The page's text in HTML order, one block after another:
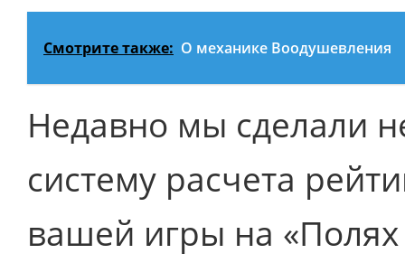
Смотрите также: О механике Воодушевления
Недавно мы сделали
систему расчета
вашей игры на